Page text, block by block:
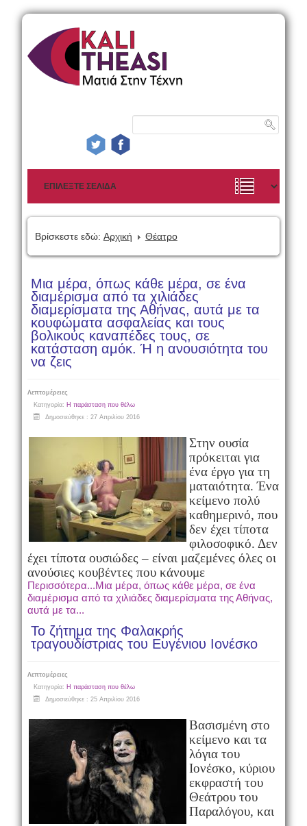
Βρίσκεστε εδώ: Αρχική Θέατρο
Μια μέρα, όπως κάθε μέρα, σε ένα
διαμέρισμα από τα χιλιάδες
διαμερίσματα της Αθήνας, αυτά με τα
κουφώματα ασφαλείας και τους
βολικούς καναπέδες τους, σε
κατάσταση αμόκ. Ή η ανουσιότητα του
να ζεις
Λεπτομέρειες
Κατηγορία: Η παράσταση που θέλω
Δημοσιεύθηκε : 27 Απριλίου 2016
Στην ουσία
πρόκειται για
ένα έργο για τη
ματαιότητα. Ένα
κείμενο πολύ
καθημερινό, που
δεν έχει τίποτα
φιλοσοφικό. Δεν
έχει τίποτα ουσιώδες – είναι μαζεμένες όλες οι
ανούσιες κουβέντες που κάνουμε
Περισσότερα...Μια μέρα, όπως κάθε μέρα, σε ένα
διαμέρισμα από τα χιλιάδες διαμερίσματα της Αθήνας,
αυτά με τα...
Το ζήτημα της Φαλακρής
τραγουδίστριας του Ευγένιου Ιονέσκο
Λεπτομέρειες
Κατηγορία: Η παράσταση που θέλω
Δημοσιεύθηκε : 25 Απριλίου 2016
Βασισμένη στο
κείμενο και τα
λόγια του
Ιονέσκο, κύριου
εκφραστή του
Θεάτρου του
Παραλόγου, και